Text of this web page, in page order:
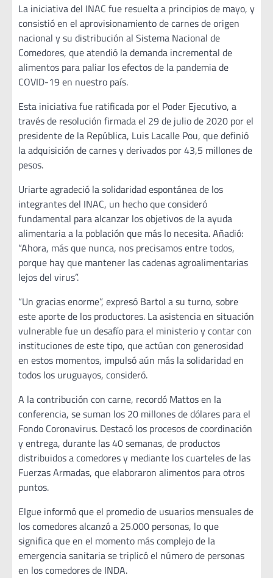
La iniciativa del INAC fue resuelta a principios de mayo, y
consistió en el aprovisionamiento de carnes de origen
nacional y su distribución al Sistema Nacional de
Comedores, que atendió la demanda incremental de
alimentos para paliar los efectos de la pandemia de
COVID-19 en nuestro país.
Esta iniciativa fue ratificada por el Poder Ejecutivo, a
través de resolución firmada el 29 de julio de 2020 por el
presidente de la República, Luis Lacalle Pou, que definió
la adquisición de carnes y derivados por 43,5 millones de
pesos.
Uriarte agradeció la solidaridad espontánea de los
integrantes del INAC, un hecho que consideró
fundamental para alcanzar los objetivos de la ayuda
alimentaria a la población que más lo necesita. Añadió:
“Ahora, más que nunca, nos precisamos entre todos,
porque hay que mantener las cadenas agroalimentarias
lejos del virus”.
“Un gracias enorme”, expresó Bartol a su turno, sobre
este aporte de los productores. La asistencia en situación
vulnerable fue un desafío para el ministerio y contar con
instituciones de este tipo, que actúan con generosidad
en estos momentos, impulsó aún más la solidaridad en
todos los uruguayos, consideró.
A la contribución con carne, recordó Mattos en la
conferencia, se suman los 20 millones de dólares para el
Fondo Coronavirus. Destacó los procesos de coordinación
y entrega, durante las 40 semanas, de productos
distribuidos a comedores y mediante los cuarteles de las
Fuerzas Armadas, que elaboraron alimentos para otros
puntos.
Elgue informó que el promedio de usuarios mensuales de
los comedores alcanzó a 25.000 personas, lo que
significa que en el momento más complejo de la
emergencia sanitaria se triplicó el número de personas
en los comedores de INDA.